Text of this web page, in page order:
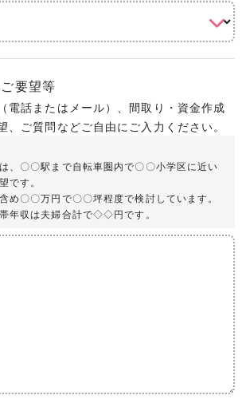
要望等
電話またはメール）、間取り・資金作成
、ご質問などご自由にご入力ください。
、〇〇駅まで自転車圏内で〇〇小学区に近い
です。
め〇〇万円で〇〇坪程度で検討しています。
年収は夫婦合計で◇◇円です。